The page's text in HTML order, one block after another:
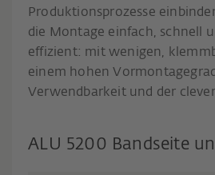
Produktionsprozesse
die Montage einfach, schnell
effizient: mit wenigen,
einem hohen
Verwendbarkeit und der
ALU 5200 Bandseite